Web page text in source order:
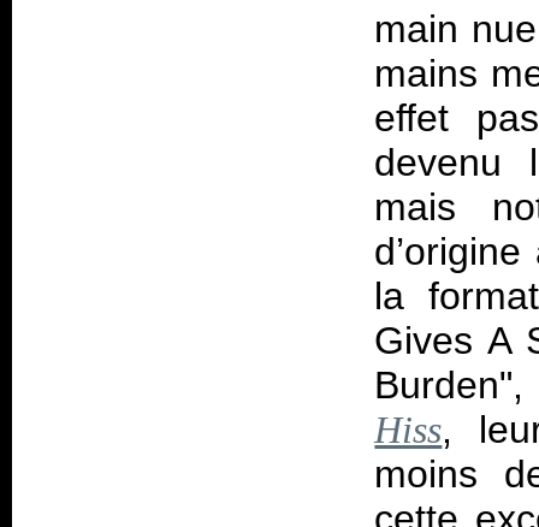
main
mains
effet
devenu
mais
la
Gives A
Hiss,
moins